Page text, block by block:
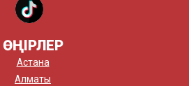
ӨҢІРЛЕР
Астана
Алматы